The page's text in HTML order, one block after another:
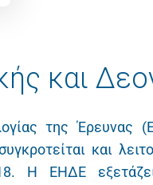
και
της Έρευνας
και
Η ΕΗΔΕ